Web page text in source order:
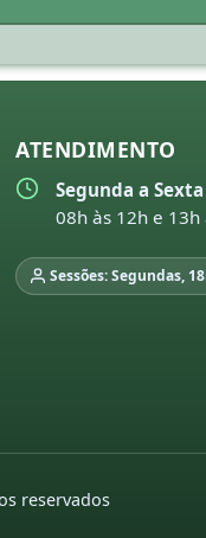
ATENDIMENTO
Segunda a Sexta
08h às 12h e 13h
Sessões: Segundas,
reservados